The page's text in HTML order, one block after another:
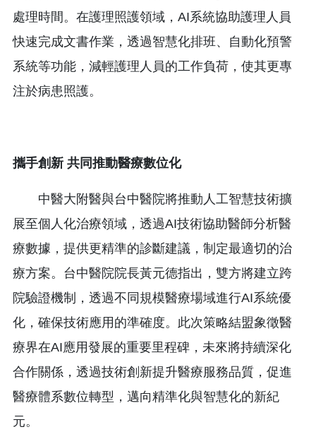
處理時間。在護理照護領域，AI系統協助護理人員
快速完成文書作業，透過智慧化排班、自動化預警
系統等功能，減輕護理人員的工作負荷，使其更專
注於病患照護。
攜手創新 共同推動醫療數位化
中醫大附醫與台中醫院將推動人工智慧技術擴
展至個人化治療領域，透過AI技術協助醫師分析醫
療數據，提供更精準的診斷建議，制定最適切的治
療方案。台中醫院院長黃元德指出，雙方將建立跨
院驗證機制，透過不同規模醫療場域進行AI系統優
化，確保技術應用的準確度。此次策略結盟象徵醫
療界在AI應用發展的重要里程碑，未來將持續深化
合作關係，透過技術創新提升醫療服務品質，促進
醫療體系數位轉型，邁向精準化與智慧化的新紀
元。